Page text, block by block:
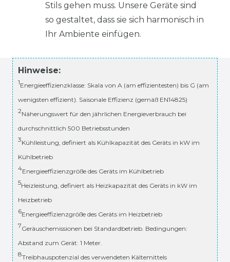
Stils gehen muss. Unsere Geräte sind
so gestaltet, dass sie sich harmonisch in
Ihr Ambiente einfügen.
Hinweise:
1Energieeffizienzklasse: Skala von A (am effizientesten) bis G (am
wenigsten effizient). Saisonale Effizienz (gemäß EN14825)
2Näherungswert für den jährlichen Energieverbrauch bei
durchschnittlich 500 Betriebsstunden
3Kühlleistung, definiert als Kühlkapazität des Geräts in kW im
Kühlbetrieb
4Energieeffizienzgröße des Geräts im Kühlbetrieb
5Heizleistung, definiert als Heizkapazität des Geräts in kW im
Heizbetrieb
6Energieeffizienzgröße des Geräts im Heizbetrieb
7Geräuschemissionen bei Standardbetrieb. Bedingungen:
Abstand zum Gerät: 1 Meter.
8Treibhauspotenzial des verwendeten Kältemittels